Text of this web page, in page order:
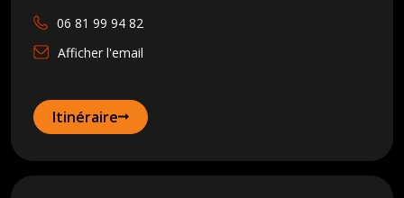
06 81 99 94 82
Afficher l'email
Itinéraire